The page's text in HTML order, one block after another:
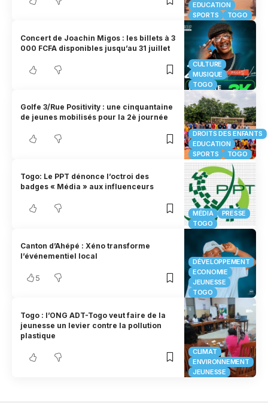
EDUCATION
SPORTS
TOGO
CULTURE
MUSIQUE
TOGO
Concert de Joachin Migos : les billets à 3
000 FCFA disponibles jusqu’au 31 juillet
DROITS DES ENFANTS
EDUCATION
SPORTS
TOGO
Golfe 3/Rue Positivity : une cinquantaine
de jeunes mobilisés pour la 2è journée
MÉDIA
PRESSE
TOGO
Togo: Le PPT dénonce l’octroi des
badges « Média » aux influenceurs
DÉVELOPPEMENT
ECONOMIE
JEUNESSE
TOGO
Canton d’Ahépé : Xéno transforme
l’événementiel local
5
CLIMAT
ENVIRONNEMENT
JEUNESSE
Togo : l’ONG ADT-Togo veut faire de la
jeunesse un levier contre la pollution
plastique